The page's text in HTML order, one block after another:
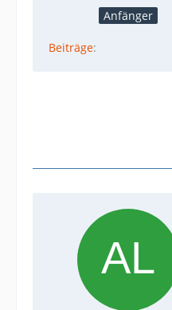
Anfänger
Beiträge